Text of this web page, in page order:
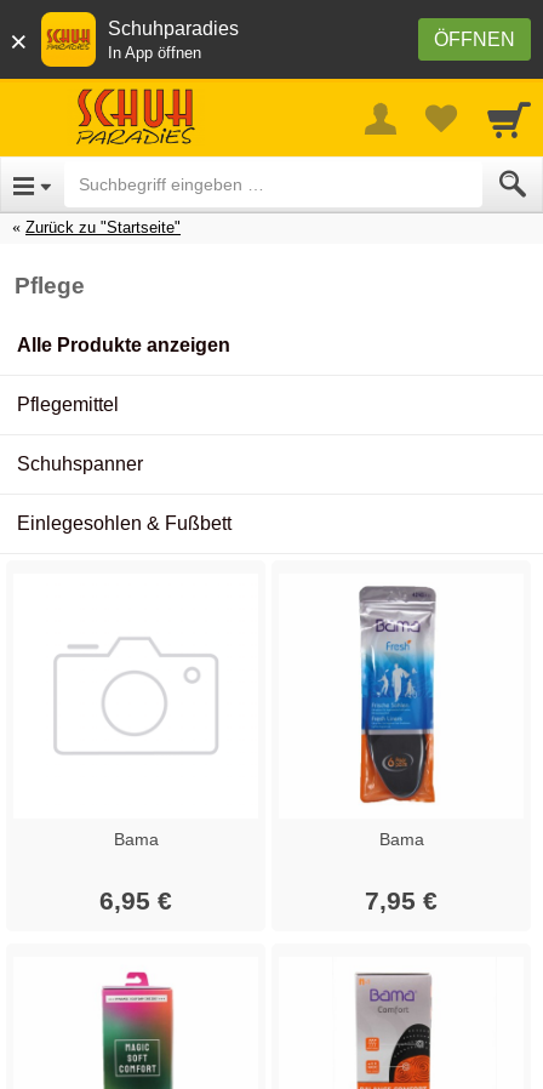
× ÖFFNEN
Schuhparadies
In App öffnen
Zurück zu "Startseite"
Pflege
Alle Produkte anzeigen
Pflegemittel
Schuhspanner
Einlegesohlen & Fußbett
Bama
6,95 €
Bama
7,95 €